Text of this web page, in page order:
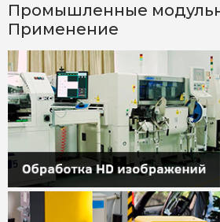
Промышленные
Применение